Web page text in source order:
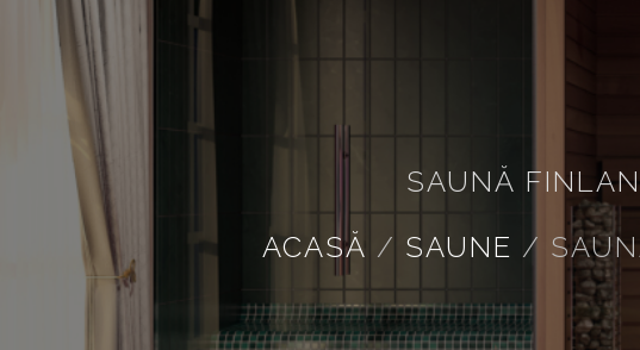
SAUNĂ
ACASĂ / SAUNE /